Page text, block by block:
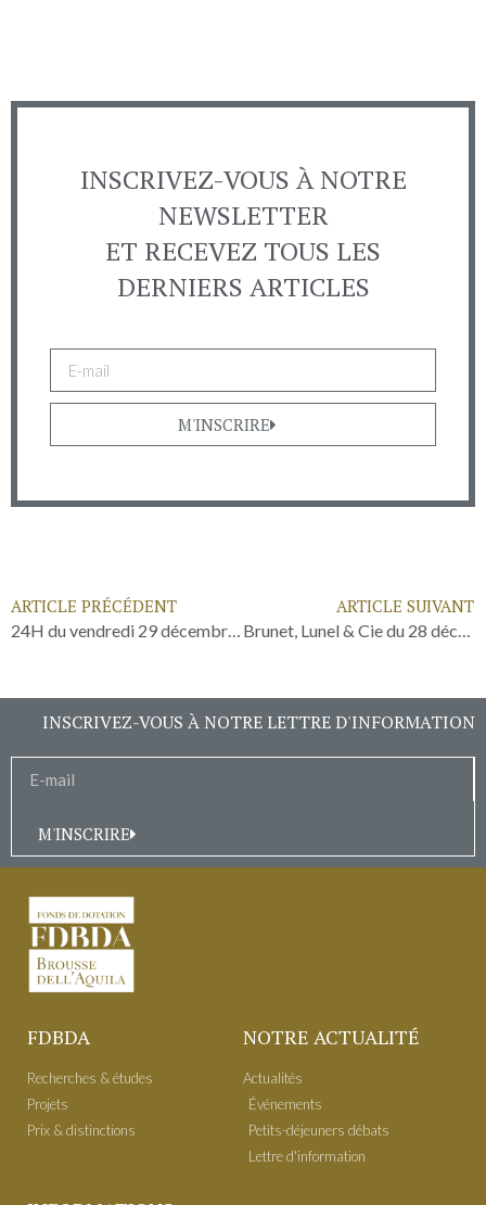
INSCRIVEZ-VOUS À NOTRE
NEWSLETTER
ET RECEVEZ TOUS LES
DERNIERS ARTICLES
M'INSCRIRE
ARTICLE PRÉCÉDENT
24H du vendredi 29 décembre 2023
ARTICLE SUIVANT
Brunet, Lunel & Cie du 28 décembre
INSCRIVEZ-VOUS À NOTRE LETTRE D'INFORMATION
M'INSCRIRE
FDBDA
Recherches & études
Projets
Prix & distinctions
NOTRE ACTUALITÉ
Actualités
É​vénements
Petits-déjeuners débats
Lettre d'information